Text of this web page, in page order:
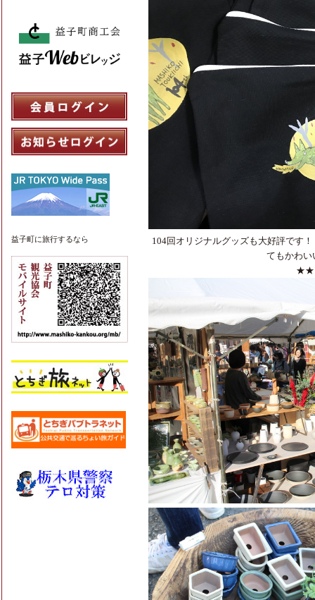
益子町 に旅行するなら
104回オリジナルグッズも大好評です
てもかわい